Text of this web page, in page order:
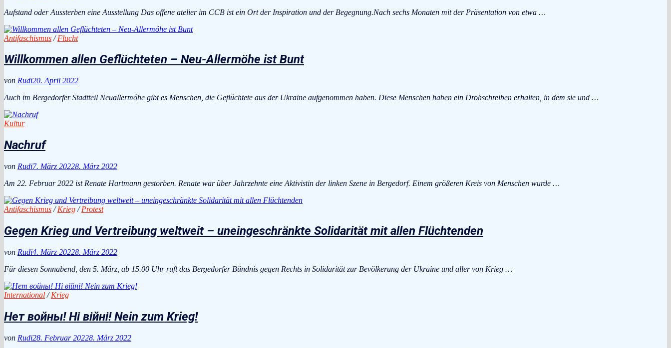
Aufstand oder Aussterben eine Ausstellung Das offene atelier im CCB ist ein Ort der Inspiration und der Begegnung.Nach sechs Monaten mit der Präsentation von etwa …
Antifaschismus /Flucht
Willkommen allen Geflüchteten – Neu-Allermöhe ist Bunt
von Rudi20. April 2022
Auch im Bergedorfer Stadtteil Neuallermöhe gibt es Menschen, die Geflüchtete aus der Ukraine aufgenommen haben. Diese Menschen haben ein Drohschreiben erhalten, in dem sie und …
Kultur
Nachruf
von Rudi7. März 20228. März 2022
Am 22. Februar 2022 ist Renate Hartmann gestorben. Renate war über Jahrzehnte eine Aktivistin der linken Szene in Bergedorf. Einem größeren Kreis von Menschen wurde …
Antifaschismus /Krieg /Protest
Gegen Krieg und Vertreibung weltweit – uneingeschränkte Solidarität mit allen Flüchtenden
von Rudi4. März 20228. März 2022
Für diesen Sonnabend, den 5. März, ab 15.00 Uhr ruft das Bergedorfer Bündnis gegen Rechts in Solidarität zur Bevölkerung der Ukraine und aller von Krieg …
International /Krieg
Нет войны! Ні війні! Nein zum Krieg!
von Rudi28. Februar 20228. März 2022